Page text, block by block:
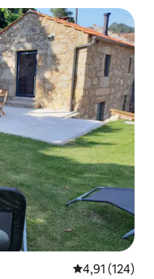
Évaluation
4,91 (124)